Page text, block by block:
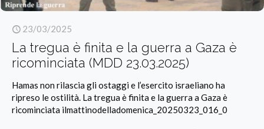
23/03/2025
La tregua è finita e la guerra a Gaza è
ricominciata (MDD 23.03.2025)
Hamas non rilascia gli ostaggi e l’esercito israeliano ha
ripreso le ostilità. La tregua è finita e la guerra a Gaza è
ricominciata ilmattinodelladomenica_20250323_016_0